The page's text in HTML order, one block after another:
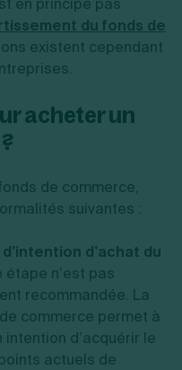
en principe pas
du fonds de
existent cependant
acheter un
de commerce,
suivantes :
d’achat du
étape n’est pas
recommandée. La
commerce permet à
d’acquérir le
actuels de